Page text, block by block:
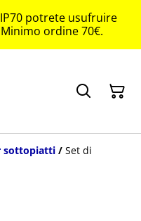
potrete usufruire
ordine 70€.
sottopiatti / Set di